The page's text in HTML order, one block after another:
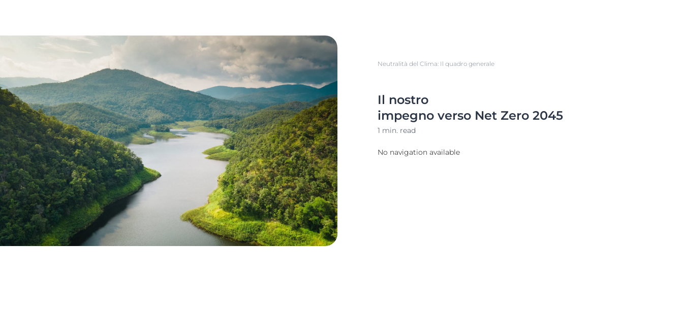
Neutralità del Clima: Il quadro generale
Il nostro
impegno verso Net Zero 2045
1 min. read
No navigation available